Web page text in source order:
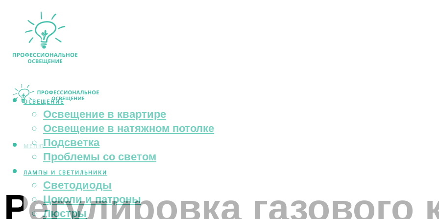
ОСВЕЩЕНИЕ
Освещение в квартире
Освещение в натяжном потолке
Подсветка
Проблемы со светом
ЛАМПЫ И СВЕТИЛЬНИКИ
Светодиоды
Цоколи и патроны
Люстры
МЕНЮ
Регулировка газового